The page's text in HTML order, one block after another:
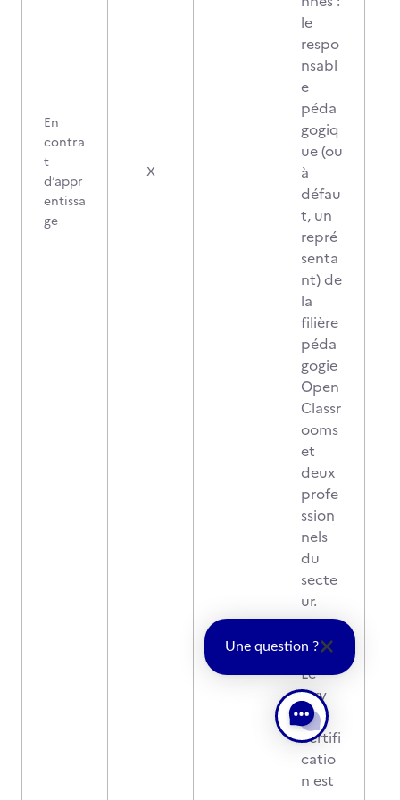
En
contra
t
d’appr
entissa
ge
X
le
respo
nsabl
e
péda
gogiq
ue (ou
à
défau
t, un
repré
senta
nt) de
la
filière
péda
gogie
Open
Classr
ooms
et
deux
profe
ssion
nels
du
secte
ur.
Le
jury
de
certifi
catio
n est
Une question ?